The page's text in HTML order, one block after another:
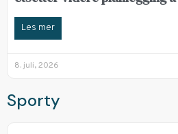
Les mer
8. juli, 2026
Sporty